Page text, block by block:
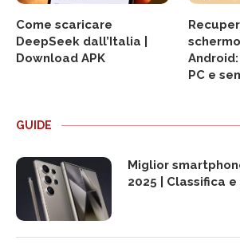
Come scaricare
DeepSeek dall’Italia |
Download APK
PC e
GUIDE
Miglior
2025 | Classifica